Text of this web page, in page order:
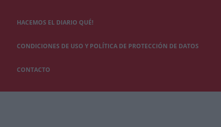
HACEMOS EL DIARIO QUÉ!
CONDICIONES DE USO Y POLÍTICA DE PROTECCIÓN DE DATOS
CONTACTO